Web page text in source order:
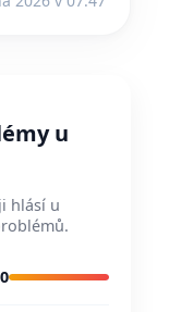
u
hlásí u